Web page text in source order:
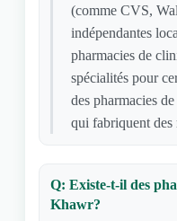
(comme CVS,
indépendantes
pharmacies de
spécialités pour
des pharmacies
qui fabriquent des
Q: Existe-t-il des
Khawr?